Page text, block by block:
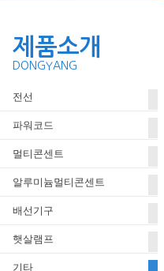
제품소개
DONGYANG
전선
파워코드
멀티콘센트
알루미늄멀티콘센트
배선기구
햇살램프
기타